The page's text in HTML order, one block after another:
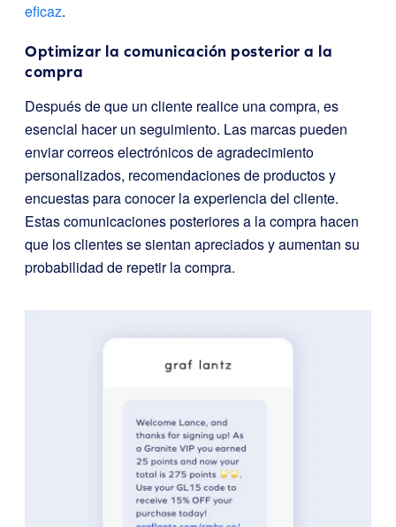
eficaz.
Optimizar la comunicación posterior a la
compra
Después de que un cliente realice una compra, es
esencial hacer un seguimiento. Las marcas pueden
enviar correos electrónicos de agradecimiento
personalizados, recomendaciones de productos y
encuestas para conocer la experiencia del cliente.
Estas comunicaciones posteriores a la compra hacen
que los clientes se sientan apreciados y aumentan su
probabilidad de repetir la compra.